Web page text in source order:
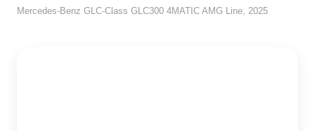
Mercedes-Benz GLC-Class GLC300 4MATIC AMG Line, 2025